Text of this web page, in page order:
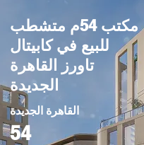
مكتب 54م متشطب
للبيع في كابيتال
تاورز القاهرة
الجديدة
القاهرة الجديدة
54